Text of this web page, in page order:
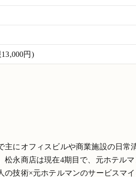
円)
にオフィスビルや商業施設の日常
永商店は現在4期目で、元ホテル
技術×元ホテルマンのサービスマ